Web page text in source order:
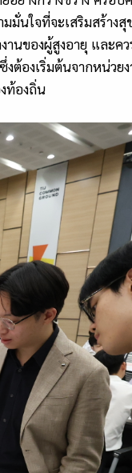
มั่นใจที่จะเสริมสร้าง
นของผู้สูงอายุ และค
ต้องเริ่มต้นจากหน่วย
ท้องถิ่น